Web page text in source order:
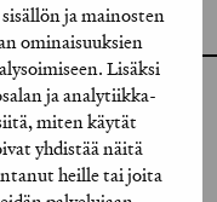
ja mainosten
ominaisuuksien
Lisäksi
ja analytiikka-
miten käytät
yhdistää näitä
heille tai joita
00120 HELSINKI